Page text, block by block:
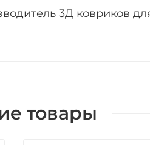
3Д ковриков
товары